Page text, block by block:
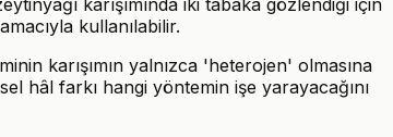
kullanılabilir.
karışımın yalnızca 'heterojen' olmasına
hâl farkı hangi yöntemin işe yarayacağını